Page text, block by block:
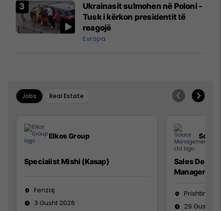
Mançesterit
Ukrainasit sulmohen në Poloni -
Tusk i kërkon presidentit të
reagojë
Evropa
Jobs Real Estate
Elkos Group
Specialist Mishi (Kasap)
Ferizaj
3 Gusht 2026
Sales
Manager
Prishtinë
29 Gusht